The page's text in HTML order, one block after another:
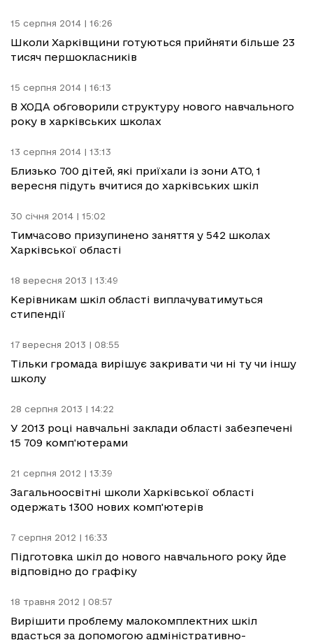
15 серпня 2014 | 16:26
Школи Харківщини готуються прийняти більше 23
тисяч першокласників
15 серпня 2014 | 16:13
В ХОДА обговорили структуру нового навчального
року в харківських школах
13 серпня 2014 | 13:13
Близько 700 дітей, які приїхали із зони АТО, 1
вересня підуть вчитися до харківських шкіл
30 січня 2014 | 15:02
Тимчасово призупинено заняття у 542 школах
Харківської області
18 вересня 2013 | 13:49
Керівникам шкіл області виплачуватимуться
стипендії
17 вересня 2013 | 08:55
Тільки громада вирішує закривати чи ні ту чи іншу
школу
28 серпня 2013 | 14:22
У 2013 році навчальні заклади області забезпечені
15 709 комп'ютерами
21 серпня 2012 | 13:39
Загальноосвітні школи Харківської області
одержать 1300 нових комп'ютерів
7 серпня 2012 | 16:33
Підготовка шкіл до нового навчального року йде
відповідно до графіку
18 травня 2012 | 08:57
Вирішити проблему малокомплектних шкіл
вдасться за допомогою адміністративно-